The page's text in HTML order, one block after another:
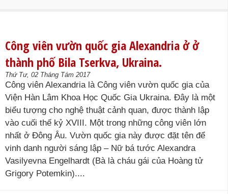
Công viên vườn quốc gia Alexandria ở ở
thành phố Bila Tserkva, Ukraina.
Thứ Tư, 02 Tháng Tám 2017
Công viên Alexandria là Công viên vườn quốc gia của
Viện Hàn Lâm Khoa Học Quốc Gia Ukraina. Đây là một
biểu tượng cho nghệ thuật cảnh quan, được thành lập
vào cuối thế kỷ XVIII. Một trong những công viên lớn
nhất ở Đông Âu. Vườn quốc gia này được đặt tên để
vinh danh người sáng lập – Nữ bá tước Alexandra
Vasilyevna Engelhardt (Bà là cháu gái của Hoàng tử
Grigory Potemkin)....